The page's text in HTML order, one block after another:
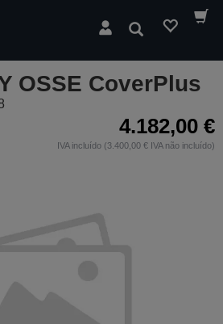
Pesquisar
OSSE CoverPlus
4.182,00 €
IVA incluído (3.400,00 € IVA não incluído)